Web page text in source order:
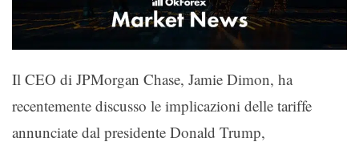
Il CEO di JPMorgan Chase, Jamie Dimon, ha
recentemente discusso le implicazioni delle tariffe
annunciate dal presidente Donald Trump,